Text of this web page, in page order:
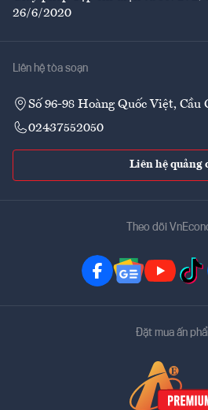
26/6/2020
Liên hệ tòa soạn
Số 96-98 Hoàng Quốc Việt, Cầu
02437552050
Liên hệ quảng
Theo dõi
Đặt mua ấn